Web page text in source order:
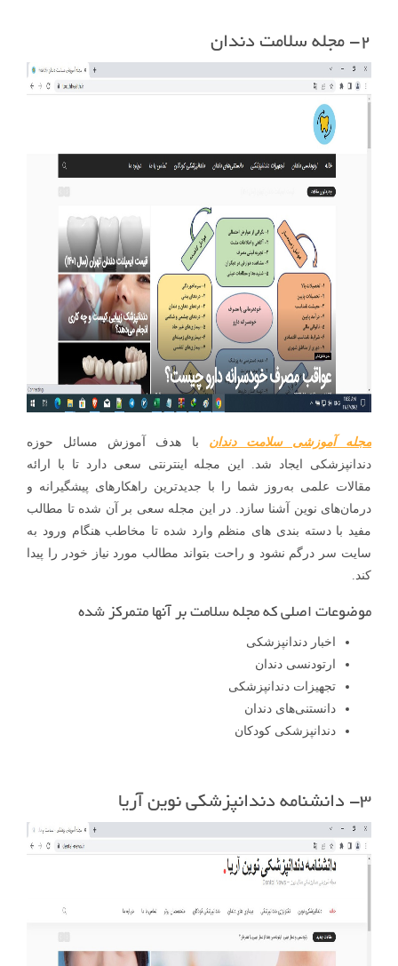
۲- مجله سلامت دندان
مجله آموزشی سلامت دندان با هدف آموزش مسائل حوزه
دندانپزشکی ایجاد شد. این مجله اینترنتی سعی دارد تا با ارائه
مقالات علمی به‌روز شما را با جدیدترین راهکارهای پیشگیرانه و
درمان‌های نوین آشنا سازد. در این مجله سعی بر آن شده تا مطالب
مفید با دسته بندی های منظم وارد شده تا مخاطب هنگام ورود به
سایت سر درگم نشود و راحت بتواند مطالب مورد نیاز خودر را پیدا
کند.
موضوعات اصلی که مجله سلامت بر آنها متمرکز شده
اخبار دندانپزشکی
ارتودنسی دندان
تجهیزات دندانپزشکی
دانستنی‌های دندان
دندانپزشکی کودکان
۳- دانشنامه دندانپزشکی نوین آریا